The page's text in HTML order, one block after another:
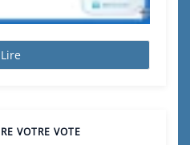
Lire
VOTRE VOTE